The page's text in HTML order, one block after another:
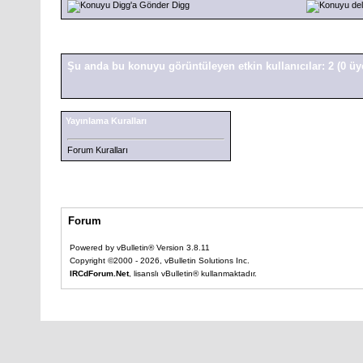
Digg
Şu anda bu konuyu görüntüleyen etkin kullanıcılar: 2 (0
Yayınlama Kuralları
Forum Kuralları
Forum
Powered by vBulletin® Version 3.8.11
Copyright ©2000 - 2026, vBulletin Solutions Inc.
IRCdForum.Net, lisanslı vBulletin® kullanmaktadır.